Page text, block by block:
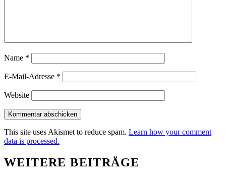
Name *
E-Mail-Adresse *
Website
This site uses Akismet to reduce spam. Learn how your comment
data is processed.
WEITERE BEITRÄGE